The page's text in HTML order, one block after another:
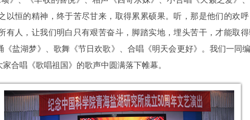
以恒的精神，终于苦尽甘来，取得累累硕果。听，那是他们的欢
有人，让我们明白只有艰苦奋斗，脚踏实地，埋头苦干，才能取
盐湖梦》、歌舞《节日欢歌》、合唱《明天会更好》。我们一同
合唱《歌唱祖国》的歌声中圆满落下帷幕。